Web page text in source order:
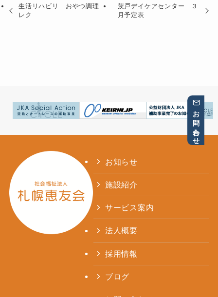
生活リハビリ おやつ調理
レク
茨戸デイケアセンター ３
月予定表
お問い合わせ
お知らせ
施設紹介
サービス案内
法人概要
採用情報
ブログ